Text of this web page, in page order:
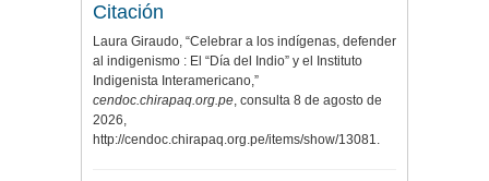
Citación
Laura Giraudo, “Celebrar a los indígenas, defender
al indigenismo : El “Día del Indio” y el Instituto
Indigenista Interamericano,”
cendoc.chirapaq.org.pe, consulta 8 de agosto de
2026,
http://cendoc.chirapaq.org.pe/items/show/13081.